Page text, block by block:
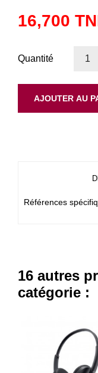
16,700
Quantité
AJOUTER AU
Références
16 autres
catégorie :